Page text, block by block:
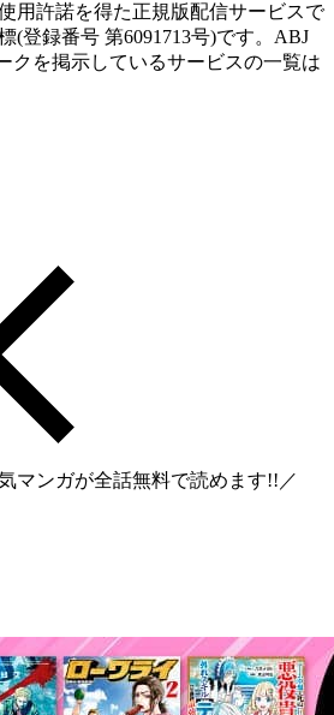
用許諾を得た正規版配信サービスで
(登録番号 第6091713号)です。ABJ
クを掲示しているサービスの一覧は
マンガが全話無料で読めます!!／